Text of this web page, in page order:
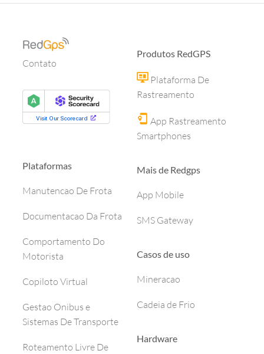
Contato
Plataformas
Manutencao De Frota
Documentacao Da Frota
Comportamento Do
Motorista
Copiloto Virtual
Gestao Onibus e
Sistemas De Transporte
Roteamento Livre De
Produtos RedGPS
Plataforma De
Rastreamento
App Rastreamento
Smartphones
Mais de Redgps
App Mobile
SMS Gateway
Casos de uso
Mineracao
Cadeia de Frio
Hardware